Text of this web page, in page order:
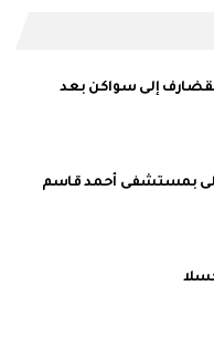
إلى سواكن بعد
كلى بمستشفى أحمد قاسم